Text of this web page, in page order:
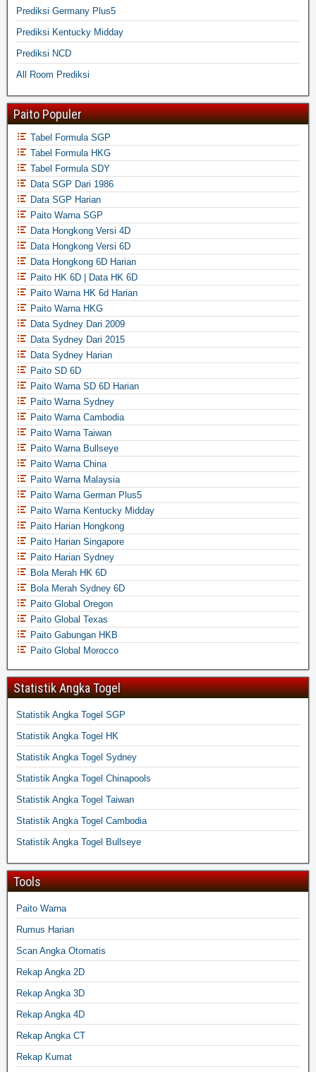
Prediksi Germany Plus5
Prediksi Kentucky Midday
Prediksi NCD
All Room Prediksi
Paito Populer
Tabel Formula SGP
Tabel Formula HKG
Tabel Formula SDY
Data SGP Dari 1986
Data SGP Harian
Paito Warna SGP
Data Hongkong Versi 4D
Data Hongkong Versi 6D
Data Hongkong 6D Harian
Paito HK 6D | Data HK 6D
Paito Warna HK 6d Harian
Paito Warna HKG
Data Sydney Dari 2009
Data Sydney Dari 2015
Data Sydney Harian
Paito SD 6D
Paito Warna SD 6D Harian
Paito Warna Sydney
Paito Warna Cambodia
Paito Warna Taiwan
Paito Warna Bullseye
Paito Warna China
Paito Warna Malaysia
Paito Warna German Plus5
Paito Warna Kentucky Midday
Paito Harian Hongkong
Paito Harian Singapore
Paito Harian Sydney
Bola Merah HK 6D
Bola Merah Sydney 6D
Paito Global Oregon
Paito Global Texas
Paito Gabungan HKB
Paito Global Morocco
Statistik Angka Togel
Statistik Angka Togel SGP
Statistik Angka Togel HK
Statistik Angka Togel Sydney
Statistik Angka Togel Chinapools
Statistik Angka Togel Taiwan
Statistik Angka Togel Cambodia
Statistik Angka Togel Bullseye
Tools
Paito Warna
Rumus Harian
Scan Angka Otomatis
Rekap Angka 2D
Rekap Angka 3D
Rekap Angka 4D
Rekap Angka CT
Rekap Kumat